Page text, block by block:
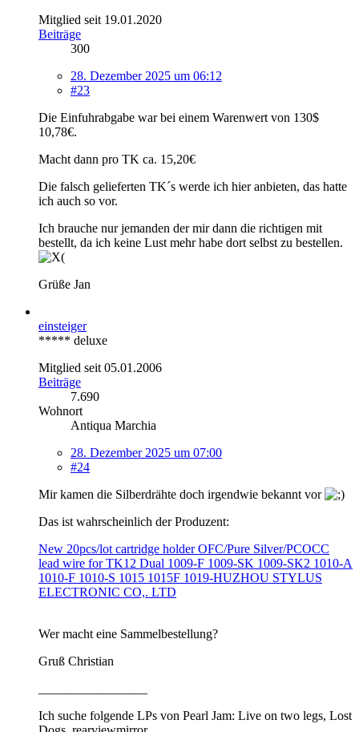
Mitglied seit 19.01.2020
Beiträge
300
28. Dezember 2025 um 06:12
#23
Die Einfuhrabgabe war bei einem Warenwert von 130$
10,78€.
Macht dann pro TK ca. 15,20€
Die falsch gelieferten TK´s werde ich hier anbieten, das hatte
ich auch so vor.
Ich brauche nur jemanden der mir dann die richtigen mit
bestellt, da ich keine Lust mehr habe dort selbst zu bestellen.
Grüße Jan
einsteiger
***** deluxe
Mitglied seit 05.01.2006
Beiträge
7.690
Wohnort
Antiqua Marchia
28. Dezember 2025 um 07:00
#24
Mir kamen die Silberdrähte doch irgendwie bekannt vor
Das ist wahrscheinlich der Produzent:
New 20pcs/lot cartridge holder OFC/Pure Silver/PCOCC
lead wire for TK12 Dual 1009-F 1009-SK 1009-SK2 1010-A
1010-F 1010-S 1015 1015F 1019-HUZHOU STYLUS
ELECTRONIC CO,. LTD
Wer macht eine Sammelbestellung?
Gruß Christian
Ich suche folgende LPs von Pearl Jam: Live on two legs, Lost